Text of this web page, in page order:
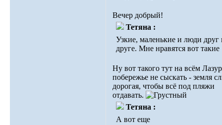
Вечер добрый!
Тетяна :
Узкие, маленькие и люди друг
друге. Мне нравятся вот такие
Ну вот такого тут на всём
побережье не сыскать - земля
дорогая, чтобы всё под пляжи
отдавать.
Тетяна :
А вот еще